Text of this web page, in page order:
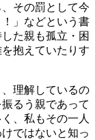
その罰として今
」などという書
た親も孤立・困
抱えていたりす
理解しているの
るう親であって
、私もその一人
ではないと知っ